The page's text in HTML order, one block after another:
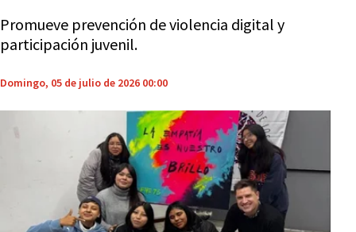
Promueve prevención de violencia digital y
participación juvenil.
Domingo, 05 de julio de 2026 00:00